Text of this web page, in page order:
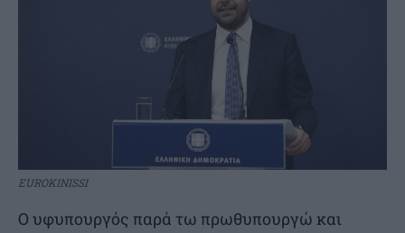
EUROKINISSI
Ο υφυπουργός παρά τω πρωθυπουργώ και